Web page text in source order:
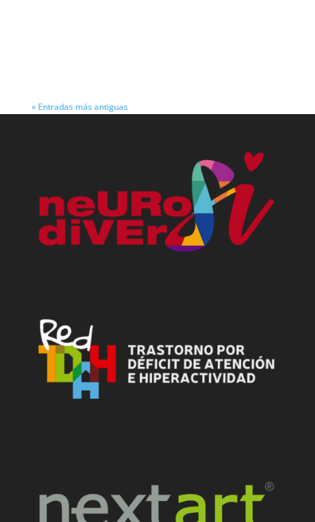
« Entradas más antiguas